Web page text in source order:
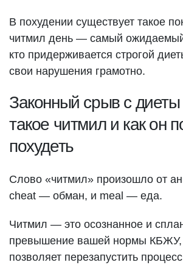
В похудении существует такое
читмил день — самый
кто придерживается строгой
свои нарушения грамотно.
Законный срыв с
такое читмил и как он
похудеть
Слово «читмил» произошло от
cheat — обман, и meal — еда.
Читмил — это осознанное и
превышение вашей нормы КБЖУ,
позволяет перезапустить